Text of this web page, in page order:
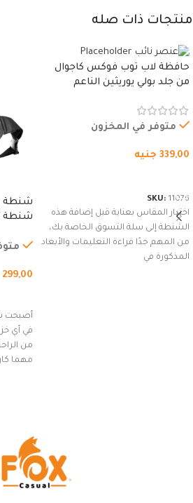
منتجات ذات صله
حافظة لاب توب فوكس كاجوال
من جلد بولي يوريثين الناعم
وسوستة.
متوفر في المخزون
339,00 جنيه
SKU: 11076
اختيار المقاس بعناية قبل إضافة هذه
الشنطة إلى سلة التسوق الخاصة بك،
من المهم جدًا قراءة التعليمات والأبعاد
المذكورة في
شنطة
شنطة
السفر،
(رمادي)
299,00
أصبحت
في أي
من
مهما